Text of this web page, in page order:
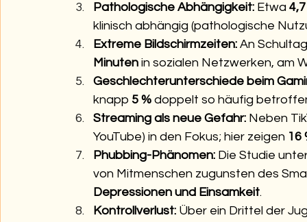
Pathologische Abhängigkeit: Etwa
klinisch abhängig (pathologische
Extreme Bildschirmzeiten: An
Minuten in sozialen Netzwerken, am
Geschlechterunterschiede beim
knapp 5 % doppelt so häufig
Streaming als neue Gefahr: Neben
YouTube) in den Fokus; hier zeigen 16
Phubbing-Phänomen: Die Studie
von Mitmenschen zugunsten des
Depressionen und Einsamkeit.
Kontrollverlust: Über ein Drittel der